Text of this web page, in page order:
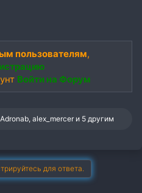
пользователям,
Войти на Форум
Adronab,alex_mercer и 5 другим
для ответа.